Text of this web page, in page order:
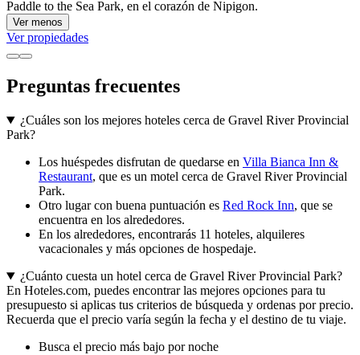
Paddle to the Sea Park, en el corazón de Nipigon.
Ver menos
Ver propiedades
Preguntas frecuentes
¿Cuáles son los mejores hoteles cerca de Gravel River Provincial
Park?
Los huéspedes disfrutan de quedarse en Villa Bianca Inn &
Restaurant, que es un motel cerca de Gravel River Provincial
Park.
Otro lugar con buena puntuación es Red Rock Inn, que se
encuentra en los alrededores.
En los alrededores, encontrarás 11 hoteles, alquileres
vacacionales y más opciones de hospedaje.
¿Cuánto cuesta un hotel cerca de Gravel River Provincial Park?
En Hoteles.com, puedes encontrar las mejores opciones para tu
presupuesto si aplicas tus criterios de búsqueda y ordenas por precio.
Recuerda que el precio varía según la fecha y el destino de tu viaje.
Busca el precio más bajo por noche